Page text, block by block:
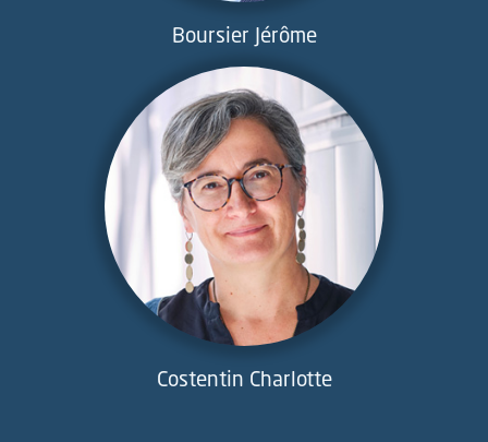
Boursier Jérôme
Costentin Charlotte